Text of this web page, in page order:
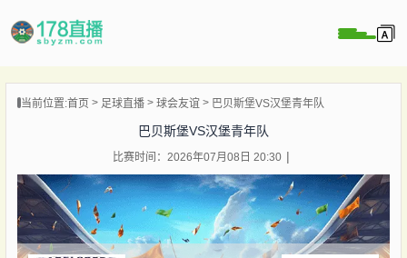
当前位置:首页 足球直播 球会友谊 巴贝斯堡VS汉堡青年队
巴贝斯堡VS汉堡青年队
比赛时间：2026年07月08日 20:30